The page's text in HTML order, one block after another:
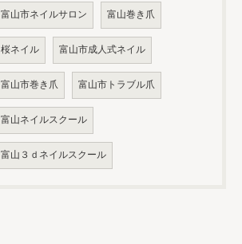
富山市ネイルサロン 富山巻き爪
桜ネイル 富山市成人式ネイル
富山市巻き爪 富山市トラブル爪
富山ネイルスクール
富山３ｄネイルスクール